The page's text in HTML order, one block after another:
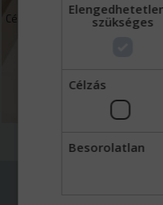
Cégcsoportunkhoz tartozó
mellett forgóeszköz és
szükséges
Célzás
Besorolatlan